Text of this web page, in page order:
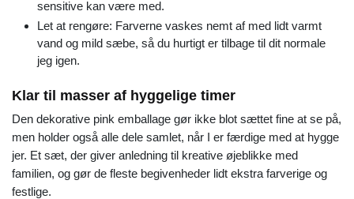
sensitive kan være med.
Let at rengøre: Farverne vaskes nemt af med lidt varmt
vand og mild sæbe, så du hurtigt er tilbage til dit normale
jeg igen.
Klar til masser af hyggelige timer
Den dekorative pink emballage gør ikke blot sættet fine at se på,
men holder også alle dele samlet, når I er færdige med at hygge
jer. Et sæt, der giver anledning til kreative øjeblikke med
familien, og gør de fleste begivenheder lidt ekstra farverige og
festlige.